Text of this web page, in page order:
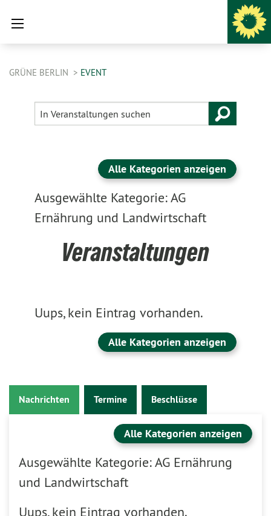
GRÜNE BERLIN EVENT
Alle Kategorien anzeigen
Ausgewählte Kategorie: AG
Ernährung und Landwirtschaft
Veranstaltungen
Uups, kein Eintrag vorhanden.
Alle Kategorien anzeigen
Nachrichten Termine Beschlüsse
Alle Kategorien anzeigen
Ausgewählte Kategorie: AG Ernährung
und Landwirtschaft
Uups, kein Eintrag vorhanden.